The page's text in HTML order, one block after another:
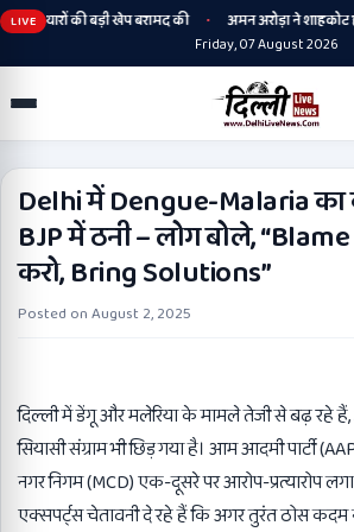
LIVE की बड़ी खेप बरामद की •
अमन अरोड़ा ने शाहकोट
Friday, 07 August 2026
Delhi में Dengue-Malaria का
BJP में ठनी – लोग बोले,
करो, Bring Solutions”
Posted onAugust 2, 2025
दिल्ली में डेंगू और मलेरिया के मामले तेजी से बढ़ रहे
सियासी संग्राम भी छिड़ गया है। आम आदमी पार्टी
नगर निगम (MCD) एक-दूसरे पर आरोप-प्रत्यारोप
एक्सपर्ट्स चेतावनी दे रहे हैं कि अगर तुरंत ठोस कदम